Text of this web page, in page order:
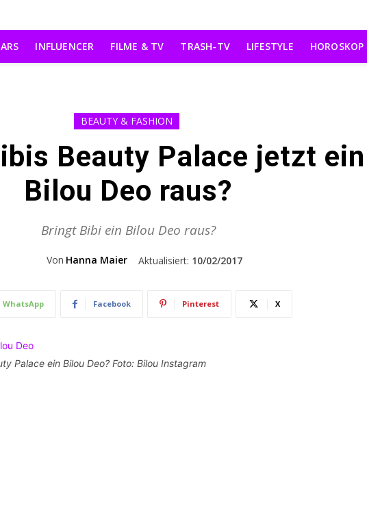
INFLUENCER FILME & TV TRASH-TV LIFESTYLE HOROSKOP
BEAUTY & FASHION
Beauty Palace jetzt ein
Bilou Deo raus?
Bringt Bibi ein Bilou Deo raus?
Von Hanna Maier Aktualisiert: 10/02/2017
WhatsApp Facebook Pinterest X
Palace ein Bilou Deo? Foto: Bilou Instagram